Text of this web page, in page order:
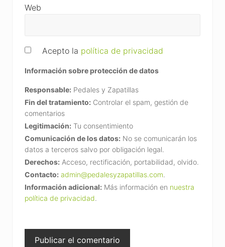
Web
Acepto la política de privacidad
Información sobre protección de datos
Responsable: Pedales y Zapatillas
Fin del tratamiento: Controlar el spam, gestión de
comentarios
Legitimación: Tu consentimiento
Comunicación de los datos: No se comunicarán los
datos a terceros salvo por obligación legal.
Derechos: Acceso, rectificación, portabilidad, olvido.
Contacto: admin@pedalesyzapatillas.com.
Información adicional: Más información en nuestra
política de privacidad.